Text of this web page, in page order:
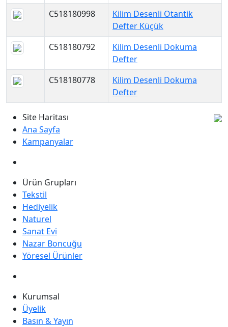
C518180998
Kilim Desenli Otantik
Defter Küçük
C518180792
Kilim Desenli Dokuma
Defter
C518180778
Kilim Desenli Dokuma
Defter
Site Haritası
Ana Sayfa
Kampanyalar
Ürün Grupları
Tekstil
Hediyelik
Naturel
Sanat Evi
Nazar Boncuğu
Yöresel Ürünler
Kurumsal
Üyelik
Basın & Yayın